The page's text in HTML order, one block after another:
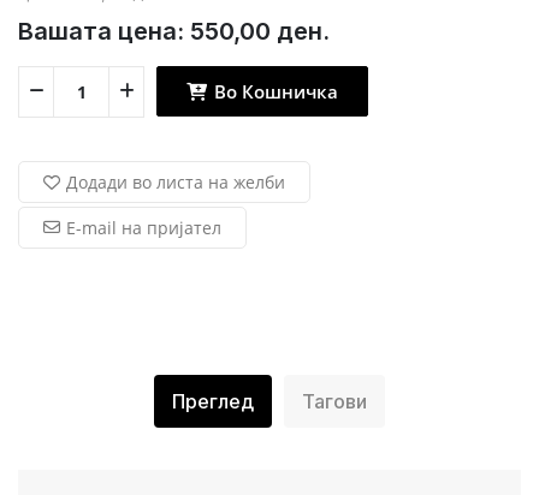
Вашата цена: 550,00 ден.
Во Кошничка
Додади во листа на желби
E-mail на пријател
Преглед Тагови